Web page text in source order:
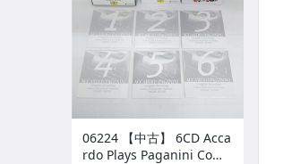
06224 【中古】 6CD Acca
rdo Plays Paganini Comp